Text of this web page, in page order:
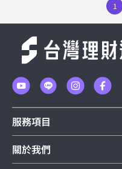
1
服務項目
關於我們